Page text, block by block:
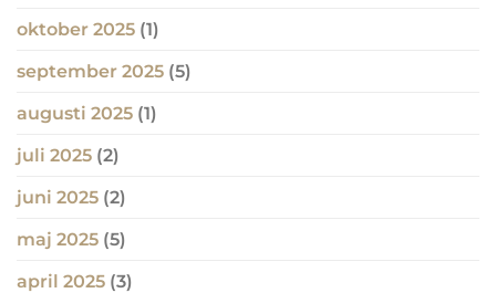
oktober 2025 (1)
september 2025 (5)
augusti 2025 (1)
juli 2025 (2)
juni 2025 (2)
maj 2025 (5)
april 2025 (3)